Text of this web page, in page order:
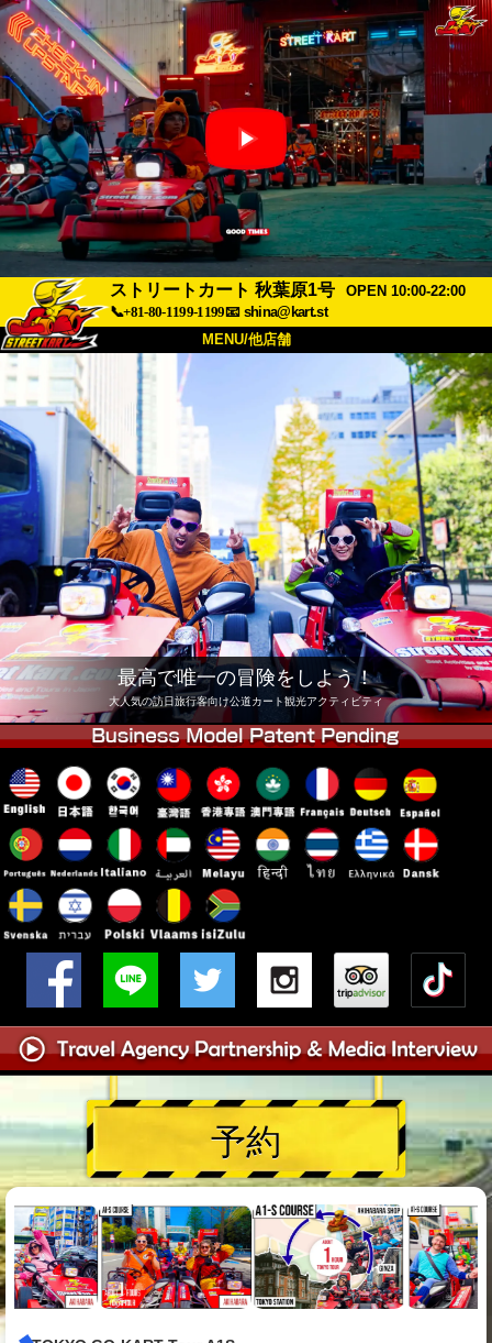
ストリートカート 秋葉原1号
OPEN 10:00-22:00
📞+81-80-1199-1199📧 shina@kart.st
MENU/他店舗
概要 価格
アクセス FAQ
会社 予約
他店舗
東京 品川 東京 秋葉原 #1
東京 秋葉原 #2 東京 渋谷
東京 渋谷アネックス 東京ベイ
東京 浅草 大阪
沖縄
最高で唯一の冒険をしよう！
大人気の訪日旅行客向け公道カート観光アクティビティ
予約